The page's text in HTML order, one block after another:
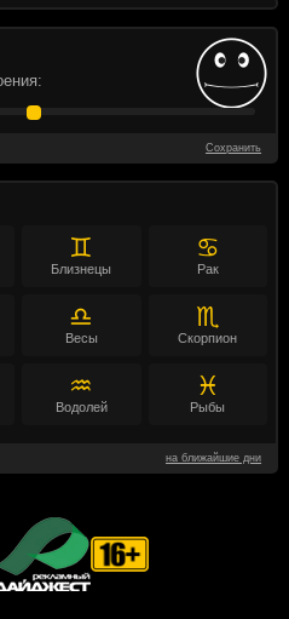
Сохранить
♊
Близнецы
♋
Рак
♎
Весы
♏
Скорпион
♒
Водолей
♓
Рыбы
на ближайшие дни